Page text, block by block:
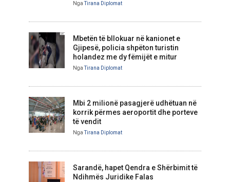
Nga Tirana Diplomat
Mbetën të bllokuar në kanionet e
Gjipesë, policia shpëton turistin
holandez me dy fëmijët e mitur
Nga Tirana Diplomat
Mbi 2 milionë pasagjerë udhëtuan në
korrik përmes aeroportit dhe porteve
të vendit
Nga Tirana Diplomat
Sarandë, hapet Qendra e Shërbimit të
Ndihmës Juridike Falas